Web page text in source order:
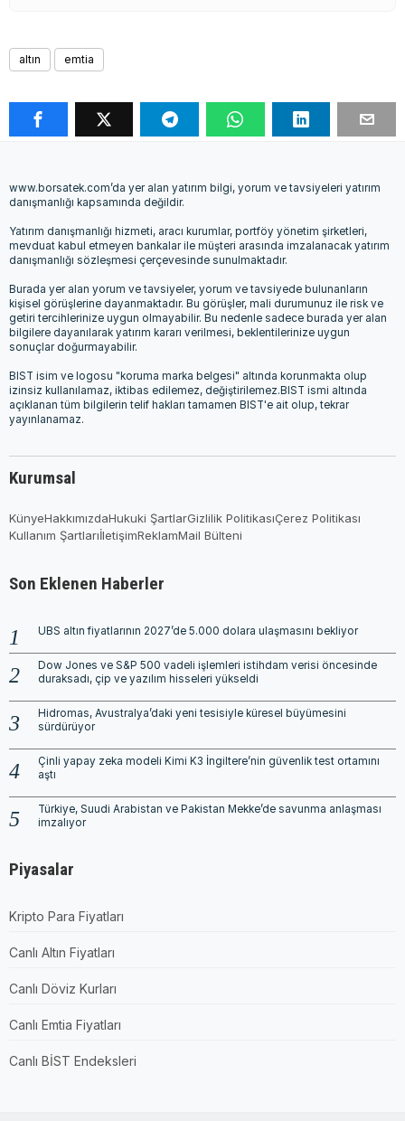
altın emtia
www.borsatek.com’da yer alan yatırım bilgi, yorum ve tavsiyeleri yatırım
danışmanlığı kapsamında değildir.
Yatırım danışmanlığı hizmeti, aracı kurumlar, portföy yönetim şirketleri,
mevduat kabul etmeyen bankalar ile müşteri arasında imzalanacak yatırım
danışmanlığı sözleşmesi çerçevesinde sunulmaktadır.
Burada yer alan yorum ve tavsiyeler, yorum ve tavsiyede bulunanların
kişisel görüşlerine dayanmaktadır. Bu görüşler, mali durumunuz ile risk ve
getiri tercihlerinize uygun olmayabilir. Bu nedenle sadece burada yer alan
bilgilere dayanılarak yatırım kararı verilmesi, beklentilerinize uygun
sonuçlar doğurmayabilir.
BIST isim ve logosu "koruma marka belgesi" altında korunmakta olup
izinsiz kullanılamaz, iktibas edilemez, değiştirilemez.BIST ismi altında
açıklanan tüm bilgilerin telif hakları tamamen BIST'e ait olup, tekrar
yayınlanamaz.
Kurumsal
KünyeHakkımızdaHukuki ŞartlarGizlilik PolitikasıÇerez Politikası
Kullanım ŞartlarıİletişimReklamMail Bülteni
Son Eklenen Haberler
UBS altın fiyatlarının 2027’de 5.000 dolara ulaşmasını bekliyor
Dow Jones ve S&P 500 vadeli işlemleri istihdam verisi öncesinde
duraksadı, çip ve yazılım hisseleri yükseldi
Hidromas, Avustralya’daki yeni tesisiyle küresel büyümesini
sürdürüyor
Çinli yapay zeka modeli Kimi K3 İngiltere’nin güvenlik test ortamını
aştı
Türkiye, Suudi Arabistan ve Pakistan Mekke’de savunma anlaşması
imzalıyor
Piyasalar
Kripto Para Fiyatları
Canlı Altın Fiyatları
Canlı Döviz Kurları
Canlı Emtia Fiyatları
Canlı BİST Endeksleri